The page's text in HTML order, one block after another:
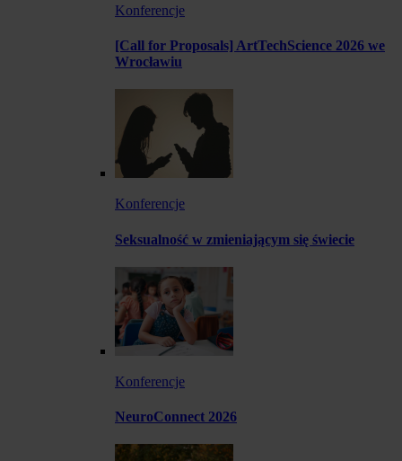
Konferencje
[Call for Proposals] ArtTechScience 2026 we
Wrocławiu
Konferencje
Seksualność w zmieniającym się świecie
Konferencje
NeuroConnect 2026